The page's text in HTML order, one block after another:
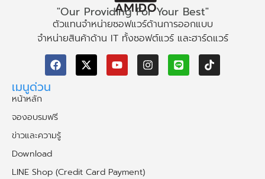
"Our Providing For Your Best"
ตัวแทนจำหน่ายซอฟแวร์ด้านการออกแบบ
จำหน่ายสินค้าด้าน IT ทั้งซอฟต์แวร์ และฮาร์ดแวร์
เมนูด่วน
หน้าหลัก
จองอบรมฟรี
ข่าวและความรู้
Download
LINE Shop (Credit Card Payment)